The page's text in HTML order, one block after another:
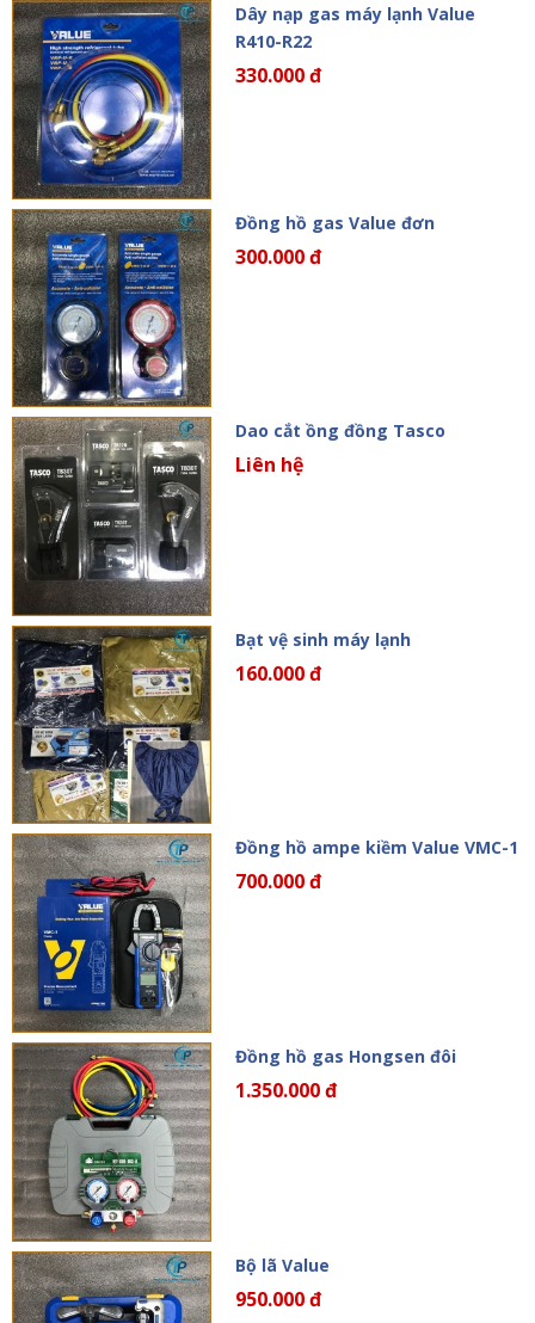
Dây nạp gas máy lạnh Value
R410-R22
330.000 đ
Đồng hồ gas Value đơn
300.000 đ
Dao cắt ồng đồng Tasco
Liên hệ
Bạt vệ sinh máy lạnh
160.000 đ
Đồng hồ ampe kiềm Value VMC-1
700.000 đ
Đồng hồ gas Hongsen đôi
1.350.000 đ
Bộ lã Value
950.000 đ